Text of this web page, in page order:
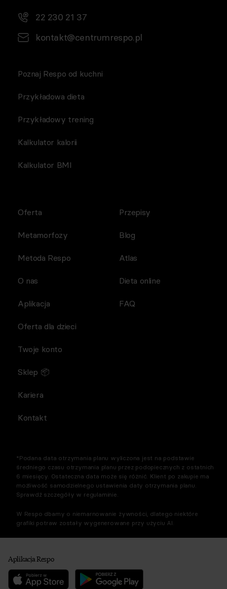
22 230 21 37
kontakt@centrumrespo.pl
Poznaj Respo od kuchni
Przykładowa dieta
Przykładowy trening
Kalkulator kalorii
Kalkulator BMI
Oferta
Metamorfozy
Metoda Respo
O nas
Aplikacja
Przepisy
Blog
Atlas
Dieta online
FAQ
Oferta dla dzieci
Twoje konto
Sklep 📦
Kariera
Kontakt
*Podana data otrzymania planu wyliczona jest na podstawie
średniego czasu otrzymania planu przez podopiecznych z ostatnich
6 miesięcy. Ostateczna data może się różnić. Klient po zakupie ma
możliwość samodzielnego ustawienia daty otrzymania planu.
Sprawdź szczegóły w regulaminie.
W Respo dbamy o niemarnowanie żywności, dlatego niektóre
grafiki potraw zostały wygenerowane przy użyciu AI.
Aplikacja Respo